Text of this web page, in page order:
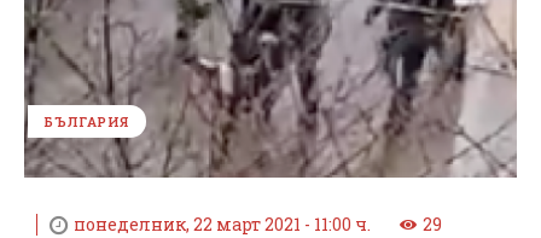
БЪЛГАРИЯ
понеделник, 22 март 2021 - 11:00 ч. 29